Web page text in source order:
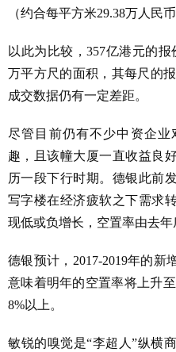
（约合每平方米29.38万人民
以此为比较，357亿港元的
万平方尺的面积，其每尺的
成交数据仍有一定差距。
尽管目前仍有不少中资企
趣，且该幢大厦一直收益良
历一段下行时期。德银此前
写字楼在经济疲软之下需求
现低或负增长，空置率由去年
德银预计，2017-2019年的新
意味着明年的空置率将上升
8%以上。
敏锐的嗅觉是“李超人”纵横